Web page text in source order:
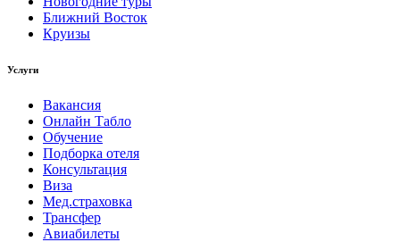
Ближний Восток
Круизы
Услуги
Вакансия
Онлайн Табло
Обучение
Подборка отеля
Консультация
Виза
Мед.страховка
Трансфер
Авиабилеты